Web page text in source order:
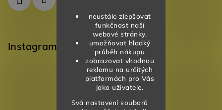
neustále zlepšovat
funkčnost naší
webové stránky,
umožňovat hladký
průběh nákupu
zobrazovat vhodnou
reklamu na určitých
platformách pro Vás
jako uživatele.
Svá nastavení souborů
Instagram